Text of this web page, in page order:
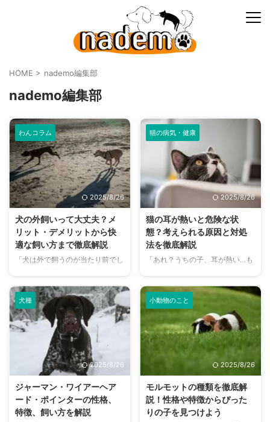
HOME > nademo編集部
nademo編集部
わんコラム
2025/8/26
犬の外飼いって大丈夫？メ
リット・デメリットから快
適な飼い方まで徹底解説
「犬は外で飼うのが当たり前でし
本当？」 犬を外で飼うことにつ
いて、さまざまな意見があるのを
ご存知でしょうか。かつては一般
的だった外飼いも、現在では飼い
主さんのライフスタイルや住宅事
情、さらには犬の犬種や性格によ
って、適しているかどうかが変わ
ってきています。 この記事で
ト・デメリットを客観的に比較
し、快適で安全な飼育環境の整え
方、さらには近隣トラブルを避け
猫の病気・健康
2025/8/26
猫の耳が熱いと危険な状
態？考えられる原因と対処
法を徹底解説
「あれ？うちの子、耳が熱い…も
猫の耳を触ったときに、いつもよ
り温かいと感じて不安になった経
験はありませんか？猫の耳の温度
は、体温調節や感情、病気など、
さまざまな要因で変化します。
この記事では、猫の耳が熱くなる
主な原因から、正常な状態との見
分け方、そしていざという時に慌
てないための対処法まで、猫を飼
う皆さんが知っておくべき情報を
分かりやすく解説します。 この
記事の結論 耳が熱いのは、必ず
犬種
2025/8/26
ジャーマン・ワイアーヘア
ード・ポインターの性格、
特徴、飼い方を解説
小動物のこと
2025/8/26
モルモットの種類を徹底解
説！性格や特徴からぴった
りの子を見つけよう